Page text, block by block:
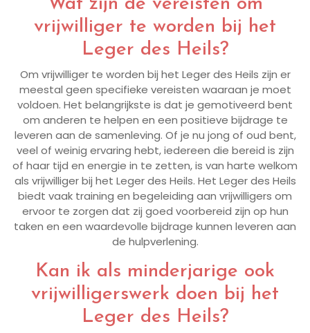
vrijwilliger te worden bij het
Leger des Heils?
Om vrijwilliger te worden bij het Leger des Heils zijn er
meestal geen specifieke vereisten waaraan je moet
voldoen. Het belangrijkste is dat je gemotiveerd bent
om anderen te helpen en een positieve bijdrage te
leveren aan de samenleving. Of je nu jong of oud bent,
veel of weinig ervaring hebt, iedereen die bereid is zijn
of haar tijd en energie in te zetten, is van harte welkom
als vrijwilliger bij het Leger des Heils. Het Leger des Heils
biedt vaak training en begeleiding aan vrijwilligers om
ervoor te zorgen dat zij goed voorbereid zijn op hun
taken en een waardevolle bijdrage kunnen leveren aan
de hulpverlening.
Kan ik als minderjarige ook
vrijwilligerswerk doen bij het
Leger des Heils?